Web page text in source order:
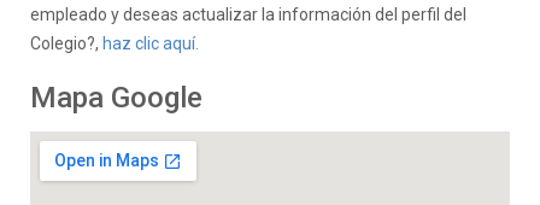
empleado y deseas actualizar la información del perfil del
Colegio?, haz clic aquí.
Mapa Google